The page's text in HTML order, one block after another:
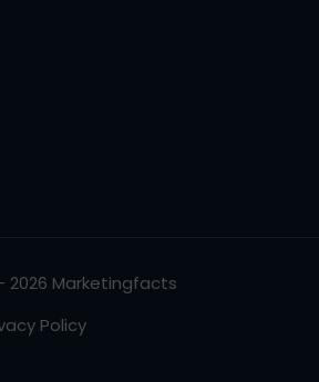
2026 Marketingfacts
Policy